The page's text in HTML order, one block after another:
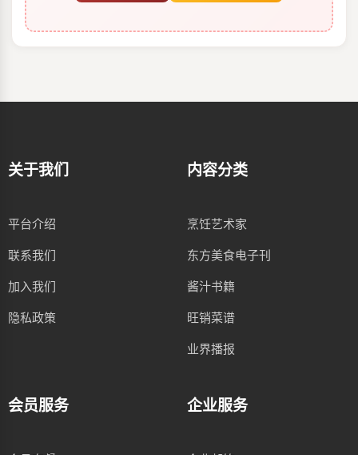
关于我们
平台介绍
联系我们
加入我们
隐私政策
内容分类
烹饪艺术家
东方美食电子刊
酱汁书籍
旺销菜谱
业界播报
会员服务 企业服务